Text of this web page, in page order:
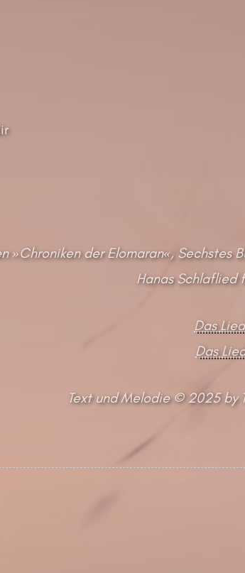
»Chroniken der Elomaran«, Sechstes
Hanas Schlaflied
Das
Das
Text und Melodie © 2025 by